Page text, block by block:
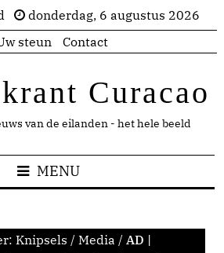
donderdag, 6 augustus 2026
steun Contact
Curacao
van de eilanden - het hele beeld
MENU
Knipsels / Media / AD |